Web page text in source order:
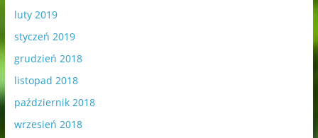
luty 2019
styczeń 2019
grudzień 2018
listopad 2018
październik 2018
wrzesień 2018